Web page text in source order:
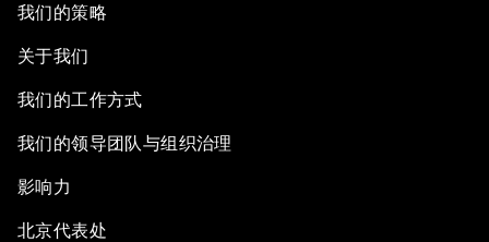
我们的策略
关于我们
我们的工作方式
我们的领导团队与组织治理
影响力
北京代表处